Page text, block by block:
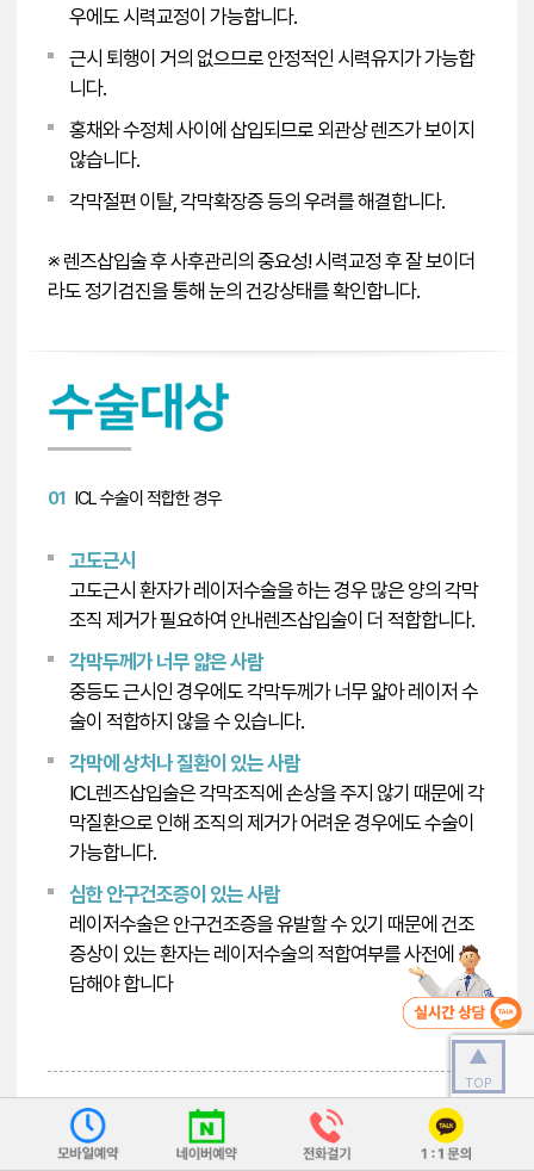
우에도 시력교정이 가능합니다.
근시 퇴행이 거의 없으므로 안정적인 시력유지가 가능합
니다.
홍채와 수정체 사이에 삽입되므로 외관상 렌즈가 보이지
않습니다.
각막절편 이탈, 각막확장증 등의 우려를 해결합니다.
※ 렌즈삽입술 후 사후관리의 중요성! 시력교정 후 잘 보이더
라도 정기검진을 통해 눈의 건강상태를 확인합니다.
01 ICL 수술이 적합한 경우
고도근시
고도근시 환자가 레이저수술을 하는 경우 많은 양의 각막
조직 제거가 필요하여 안내렌즈삽입술이 더 적합합니다.
각막두께가 너무 얇은 사람
중등도 근시인 경우에도 각막두께가 너무 얇아 레이저 수
술이 적합하지 않을 수 있습니다.
각막에 상처나 질환이 있는 사람
ICL렌즈삽입술은 각막조직에 손상을 주지 않기 때문에 각
막질환으로 인해 조직의 제거가 어려운 경우에도 수술이
가능합니다.
심한 안구건조증이 있는 사람
레이저수술은 안구건조증을 유발할 수 있기 때문에 건조
증상이 있는 환자는 레이저수술의 적합여부를 사전에 상
담해야 합니다
02 ICL 수술이 부적합한 경우
▲
TOP